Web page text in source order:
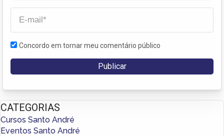
Concordo em tornar meu comentário público
CATEGORIAS
Cursos Santo André
Eventos Santo André